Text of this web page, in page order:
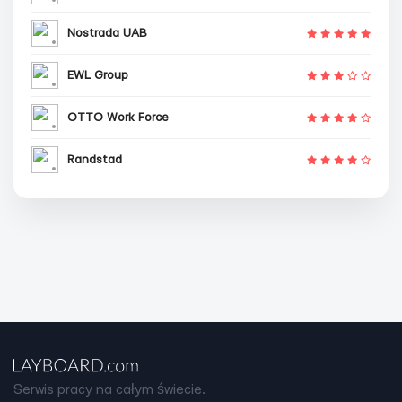
Nostrada UAB
EWL Group
OTTO Work Force
Randstad
Serwis pracy na całym świecie.